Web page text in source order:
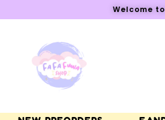
Welcome to